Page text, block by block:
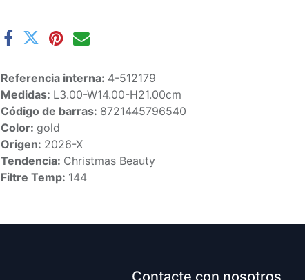
Referencia interna: 4-512179
Medidas: L3.00-W14.00-H21.00cm
Código de barras: 8721445796540
Color: gold
Origen: 2026-X
Tendencia: Christmas Beauty
Filtre Temp: 144
Contacte con nosotros